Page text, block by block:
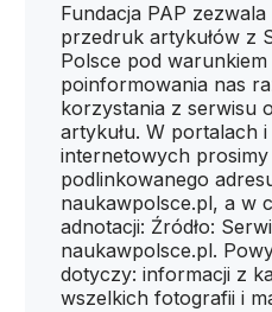
Fundacja PAP zezwala
przedruk artykułów z
Polsce pod warunkiem
poinformowania nas
korzystania z serwisu
artykułu. W portalach
internetowych prosimy
podlinkowanego
naukawpolsce.pl, a w
adnotacji: Źródło:
naukawpolsce.pl.
dotyczy: informacji z
wszelkich fotografii i